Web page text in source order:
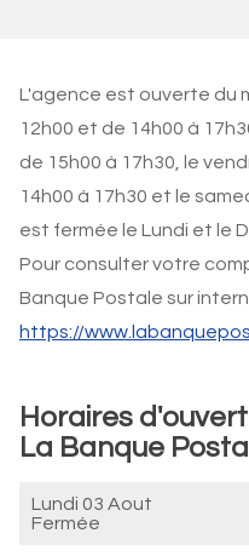
L'agence est ouverte du
12h00 et de 14h00 à
de 15h00 à 17h30, le
14h00 à 17h30 et le
est fermée le Lundi et le
Pour consulter votre
Banque Postale sur
https://
Horaires
La Banque
Lundi 03 Aout
Fermée